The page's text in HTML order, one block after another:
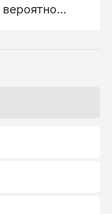
для людей,
животных,